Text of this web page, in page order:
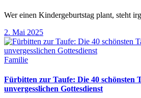
Wer einen Kindergeburtstag plant, steht
2. Mai 2025
Familie
Fürbitten zur Taufe: Die 40 schönsten
unvergesslichen Gottesdienst